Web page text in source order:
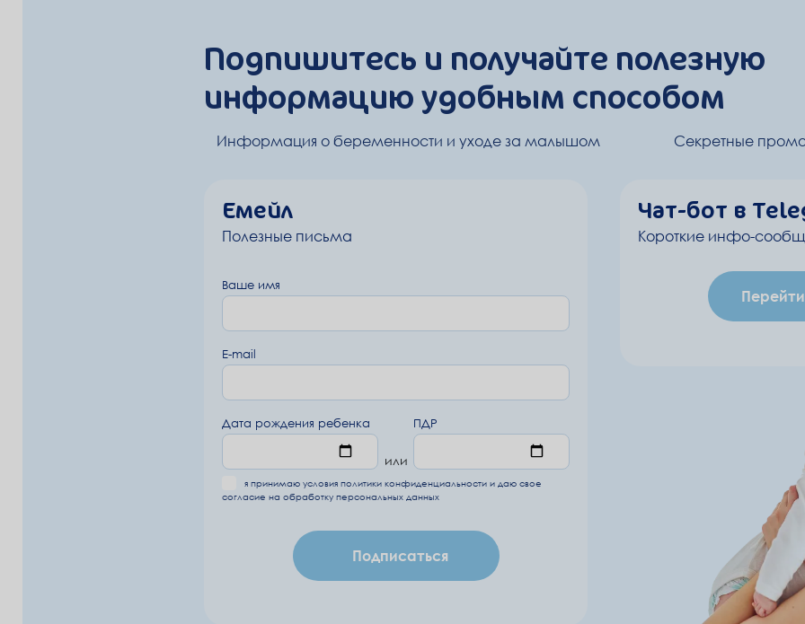
Подпишитесь и получайте полезную
информацию удобным способом
Информация о беременности и уходе за малышом Секретные
Емейл
Полезные письма
Ваше имя
E-mail
Дата рождения ребенка
или
ПДР
я принимаю условия политики конфиденциальности и даю свое
согласие на обработку персональных данных
Подписаться
Чат-бот в
Короткие инфо-